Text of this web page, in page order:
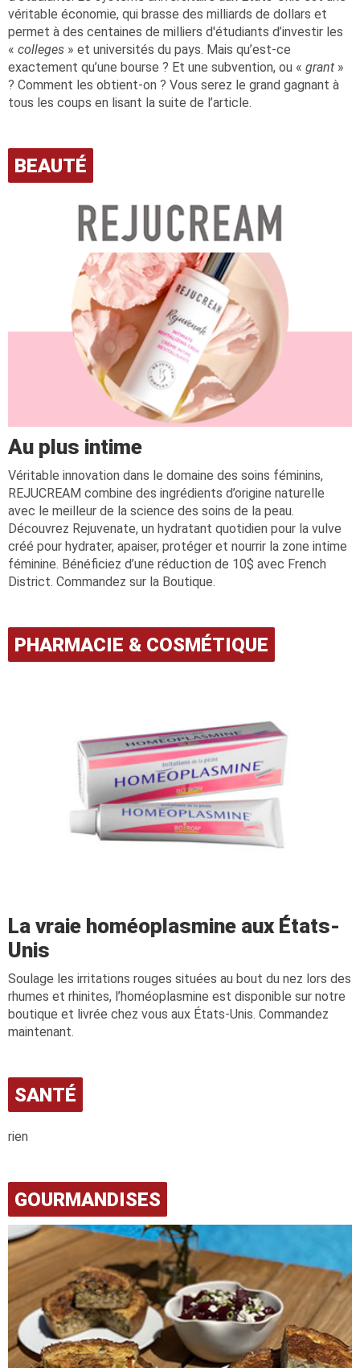
véritable économie, qui brasse des milliards de dollars et
permet à des centaines de milliers d'étudiants d’investir les
« colleges » et universités du pays. Mais qu’est-ce
exactement qu’une bourse ? Et une subvention, ou « grant »
? Comment les obtient-on ? Vous serez le grand gagnant à
tous les coups en lisant la suite de l’article.
BEAUTÉ
Au plus intime
Véritable innovation dans le domaine des soins féminins,
REJUCREAM combine des ingrédients d’origine naturelle
avec le meilleur de la science des soins de la peau.
Découvrez Rejuvenate, un hydratant quotidien pour la vulve
créé pour hydrater, apaiser, protéger et nourrir la zone intime
féminine. Bénéficiez d’une réduction de 10$ avec French
District. Commandez sur la Boutique.
PHARMACIE & COSMÉTIQUE
La vraie homéoplasmine aux États-
Unis
Soulage les irritations rouges situées au bout du nez lors des
rhumes et rhinites, l’homéoplasmine est disponible sur notre
boutique et livrée chez vous aux États-Unis. Commandez
maintenant.
SANTÉ
rien
GOURMANDISES